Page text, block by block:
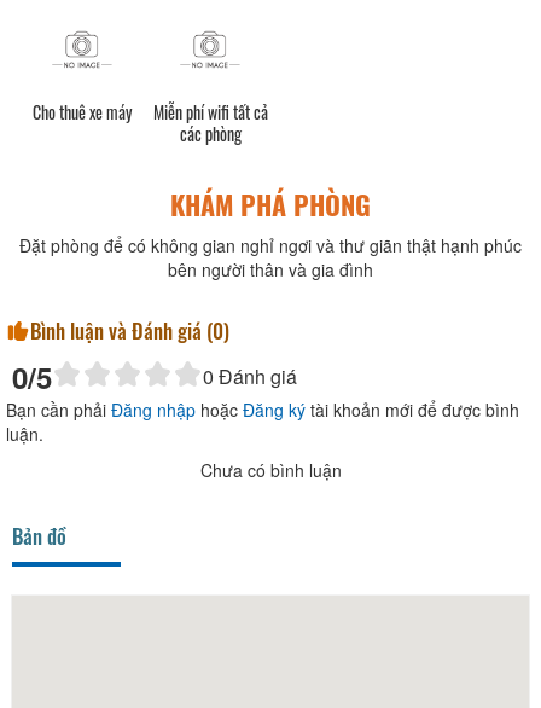
Cho thuê xe máy
Miễn phí wifi tất cả
các phòng
KHÁM PHÁ PHÒNG
Đặt phòng để có không gian nghỉ ngơi và thư giãn thật hạnh phúc
bên người thân và gia đình
Bình luận và Đánh giá (0)
0/5 0 Đánh giá
Bạn cần phải Đăng nhập hoặc Đăng ký tài khoản mới để được bình
luận.
Chưa có bình luận
Bản đồ